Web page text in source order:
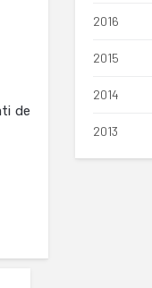
de
2016
2015
2014
2013